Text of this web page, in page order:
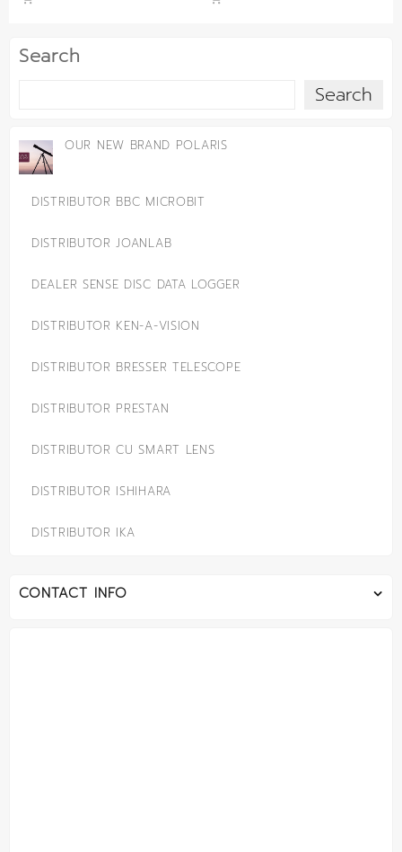
Search
Search
OUR NEW BRAND POLARIS
DISTRIBUTOR BBC MICROBIT
DISTRIBUTOR JOANLAB
DEALER SENSE DISC DATA LOGGER
DISTRIBUTOR KEN-A-VISION
DISTRIBUTOR BRESSER TELESCOPE
DISTRIBUTOR PRESTAN
DISTRIBUTOR CU SMART LENS
DISTRIBUTOR ISHIHARA
DISTRIBUTOR IKA
CONTACT INFO